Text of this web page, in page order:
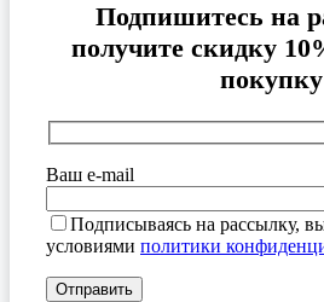
Подпишитесь на
получите скидку
покупку
Ваш e-mail
Подписываясь на рассылку,
условиями политики